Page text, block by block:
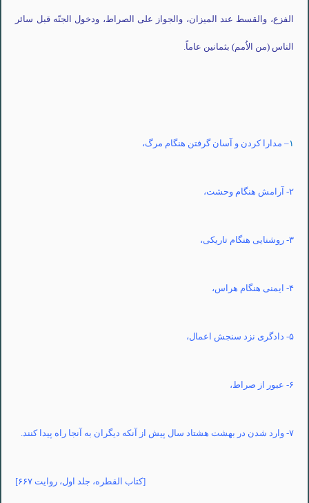
الفزع، والقسط عند المیزان، والجواز علی الصراط، ودخول الجنّه قبل سائر
الناس (من الاُمم) بثمانین عاماً.
۱– مدارا کردن و آسان گرفتن هنگام مرگ،
۲- آرامش هنگام وحشت،
۳- روشنایی هنگام تاریکی،
۴- ایمنی هنگام هراس،
۵- دادگری نزد سنجش اعمال،
۶- عبور از صراط،
۷- وارد شدن در بهشت هشتاد سال پیش از آنکه دیگران به آنجا راه پیدا کنند.
[کتاب القطره، جلد اول، روایت ۶۶۷]